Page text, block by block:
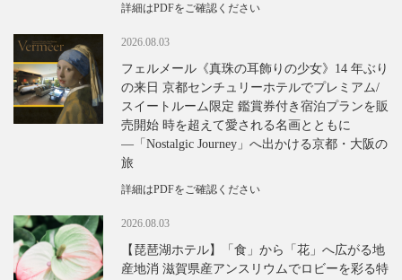
詳細はPDFをご確認ください
2026.08.03
フェルメール《真珠の耳飾りの少女》14 年ぶり
の来日 京都センチュリーホテルでプレミアム/
スイートルーム限定 鑑賞券付き宿泊プランを販
売開始 時を超えて愛される名画とともに
―「Nostalgic Journey」へ出かける京都・大阪の
旅
詳細はPDFをご確認ください
2026.08.03
【琵琶湖ホテル】「食」から「花」へ広がる地
産地消 滋賀県産アンスリウムでロビーを彩る特